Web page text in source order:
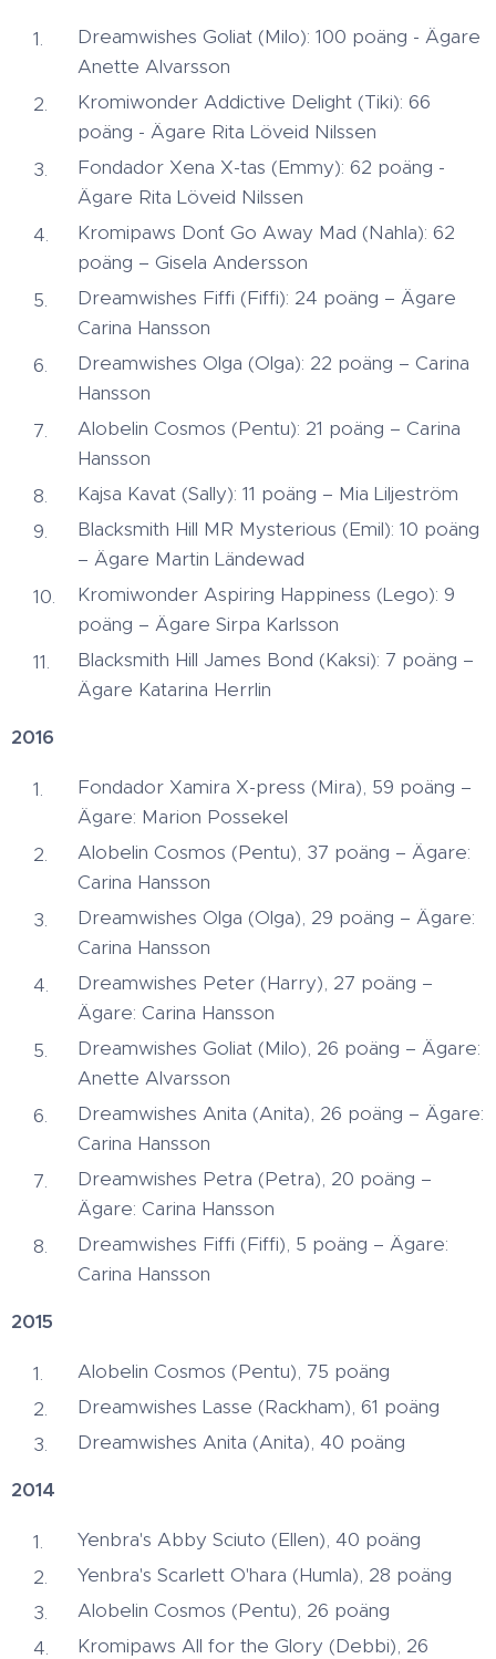
Dreamwishes Goliat (Milo): 100 poäng - Ägare
Anette Alvarsson
Kromiwonder Addictive Delight (Tiki): 66
poäng - Ägare Rita Löveid Nilssen
Fondador Xena X-tas (Emmy): 62 poäng -
Ägare Rita Löveid Nilssen
Kromipaws Don´t Go Away Mad (Nahla): 62
poäng – Gisela Andersson
Dreamwishes Fiffi (Fiffi): 24 poäng – Ägare
Carina Hansson
Dreamwishes Olga (Olga): 22 poäng – Carina
Hansson
Alobelin Cosmos (Pentu): 21 poäng – Carina
Hansson
Kajsa Kavat (Sally): 11 poäng – Mia Liljeström
Blacksmith Hill MR Mysterious (Emil): 10 poäng
– Ägare Martin Ländewad
Kromiwonder Aspiring Happiness (Lego): 9
poäng – Ägare Sirpa Karlsson
Blacksmith Hill James Bond (Kaksi): 7 poäng –
Ägare Katarina Herrlin
2016
Fondador Xamira X-press (Mira), 59 poäng –
Ägare: Marion Possekel
Alobelin Cosmos (Pentu), 37 poäng – Ägare:
Carina Hansson
Dreamwishes Olga (Olga), 29 poäng – Ägare:
Carina Hansson
Dreamwishes Peter (Harry), 27 poäng –
Ägare: Carina Hansson
Dreamwishes Goliat (Milo), 26 poäng – Ägare:
Anette Alvarsson
Dreamwishes Anita (Anita), 26 poäng – Ägare:
Carina Hansson
Dreamwishes Petra (Petra), 20 poäng –
Ägare: Carina Hansson
Dreamwishes Fiffi (Fiffi), 5 poäng – Ägare:
Carina Hansson
2015
Alobelin Cosmos (Pentu), 75 poäng
Dreamwishes Lasse (Rackham), 61 poäng
Dreamwishes Anita (Anita), 40 poäng
2014
Yenbra's Abby Sciuto (Ellen), 40 poäng​
Yenbra's Scarlett O'hara (Humla), 28 poäng​
Alobelin Cosmos (Pentu), 26 poäng​
Kromipaws All for the Glory (Debbi), 26